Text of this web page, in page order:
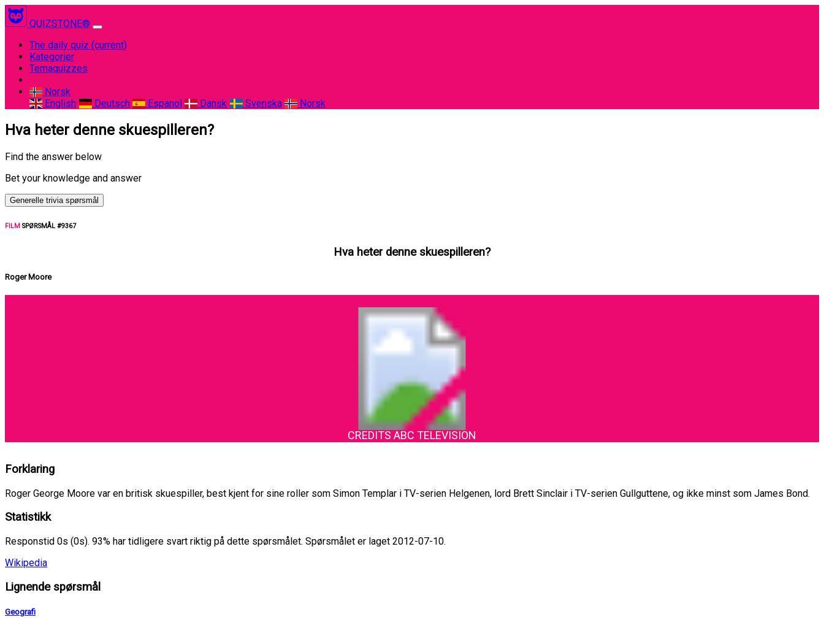
QUIZSTONE®
The daily quiz (current)
Kategorier
Temaquizzes
Norsk
English
Deutsch Espanol Dansk Svenska Norsk
Hva heter denne skuespilleren?
Find the answer below
Bet your knowledge and answer
Generelle trivia spørsmål
FILM SPØRSMÅL #9367
Hva heter denne skuespilleren?
Roger Moore
CREDITS ABC TELEVISION
Forklaring
Roger George Moore var en britisk skuespiller, best kjent for sine roller som Simon Templar i TV-serien Helgenen, lord Brett Sinclair i TV-serien Gullguttene, og ikke minst som James Bond.
Statistikk
Responstid 0s (0s). 93% har tidligere svart riktig på dette spørsmålet. Spørsmålet er laget 2012-07-10.
Wikipedia
Lignende spørsmål
Geografi